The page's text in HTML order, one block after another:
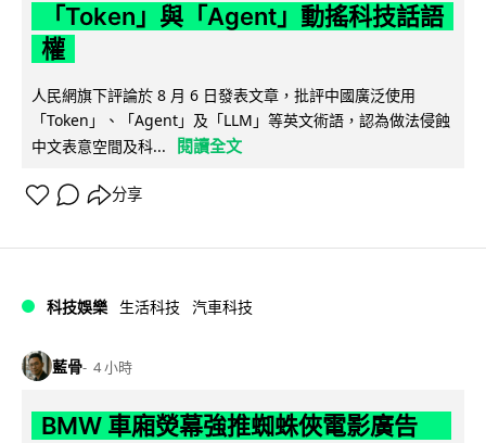
「Token」與「Agent」動搖科技話語
權
人民網旗下評論於 8 月 6 日發表文章，批評中國廣泛使用
「Token」、「Agent」及「LLM」等英文術語，認為做法侵蝕
中文表意空間及科...
閱讀全文
分享
科技娛樂 生活科技 汽車科技
藍骨 4 小時
BMW 車廂熒幕強推蜘蛛俠電影廣告